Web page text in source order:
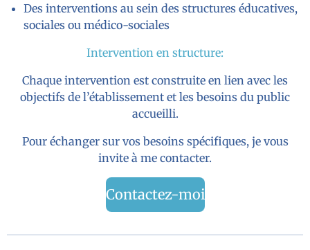
Des interventions au sein des structures éducatives,
sociales ou médico-sociales
Intervention en structure:
Chaque intervention est construite en lien avec les
objectifs de l’établissement et les besoins du public
accueilli.
Pour échanger sur vos besoins spécifiques, je vous
invite à me contacter.
Contactez-moi